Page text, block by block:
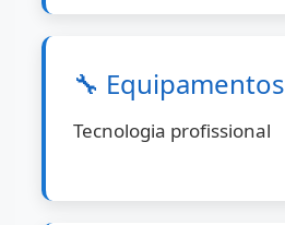
🔧 Equipamentos
Tecnologia profissional